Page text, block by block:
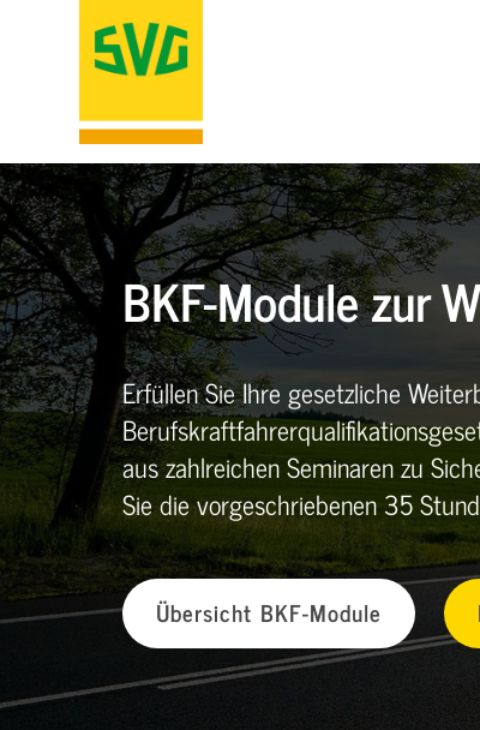
BKF-Module zur
Erfüllen Sie Ihre gesetzliche
aus zahlreichen Seminaren zu
Sie die vorgeschriebenen 35
Übersicht BKF-Module